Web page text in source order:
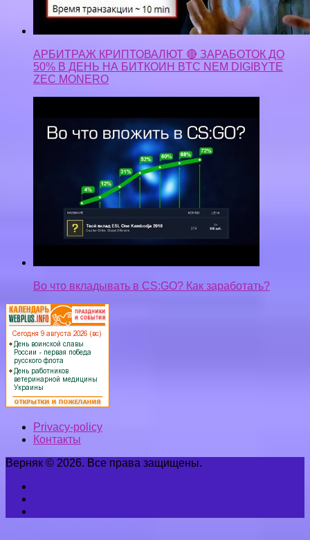
АРБИТРАЖ КРИПТОВАЛЮТ 🔴 ЗАРАБОТОК ДО
50% В ДЕНЬ НА БИТКОИН BTC NEM DIGIBYTE
ZEC MONERO
Во что вкладывать в CS:GO? Как заработать?
Privacy-policy
Контакты
Верняк © 2026. Все права защищены.